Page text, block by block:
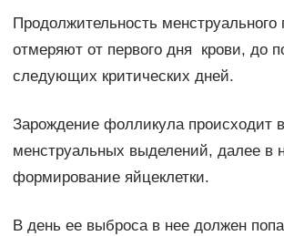
Продолжительность менструального
отмеряют от первого дня крови, до
следующих критических дней.
Зарождение фолликула происходит
менструальных выделений, далее в
формирование яйцеклетки.
В день ее выброса в нее должен